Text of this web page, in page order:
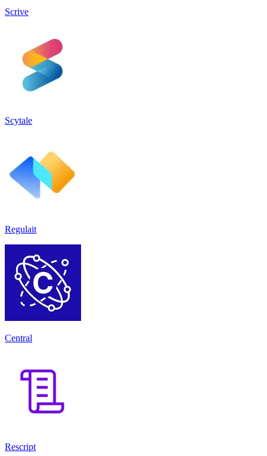
Scrive
Scytale
Regulait
Central
Rescript